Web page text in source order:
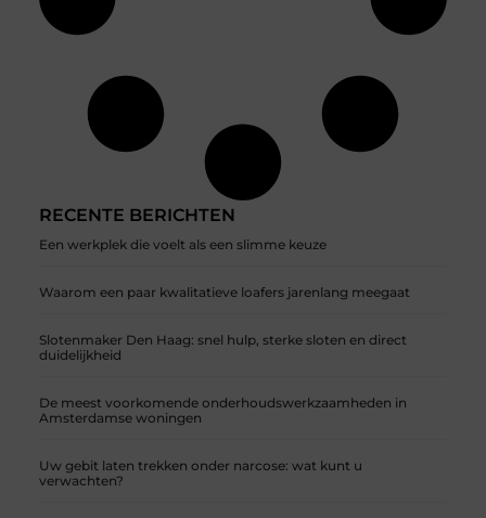
RECENTE BERICHTEN
Een werkplek die voelt als een slimme keuze
Waarom een paar kwalitatieve loafers jarenlang meegaat
Slotenmaker Den Haag: snel hulp, sterke sloten en direct
duidelijkheid
De meest voorkomende onderhoudswerkzaamheden in
Amsterdamse woningen
Uw gebit laten trekken onder narcose: wat kunt u
verwachten?